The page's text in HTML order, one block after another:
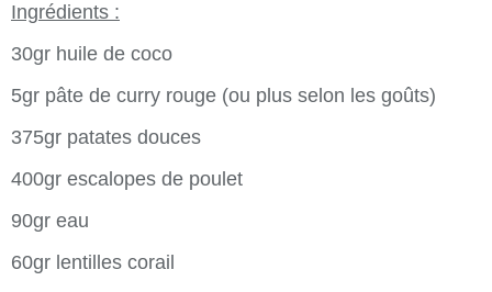
Ingrédients :
30gr huile de coco
5gr pâte de curry rouge (ou plus selon les goûts)
375gr patates douces
400gr escalopes de poulet
90gr eau
60gr lentilles corail